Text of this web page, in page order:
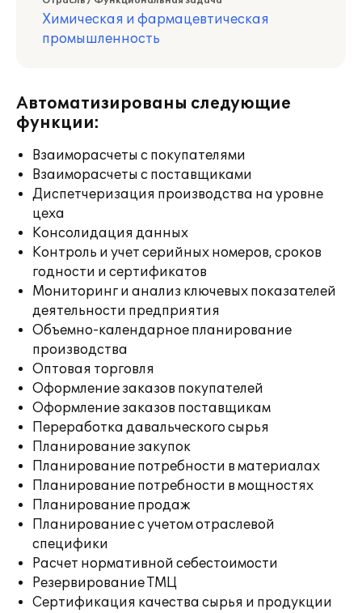
Химическая и фармацевтическая
промышленность
Автоматизированы следующие
функции:
Взаиморасчеты с покупателями
Взаиморасчеты с поставщиками
Диспетчеризация производства на уровне
цеха
Консолидация данных
Контроль и учет серийных номеров, сроков
годности и сертификатов
Мониторинг и анализ ключевых показателей
деятельности предприятия
Объемно-календарное планирование
производства
Оптовая торговля
Оформление заказов покупателей
Оформление заказов поставщикам
Переработка давальческого сырья
Планирование закупок
Планирование потребности в материалах
Планирование потребности в мощностях
Планирование продаж
Планирование с учетом отраслевой
специфики
Расчет нормативной себестоимости
Резервирование ТМЦ
Сертификация качества сырья и продукции